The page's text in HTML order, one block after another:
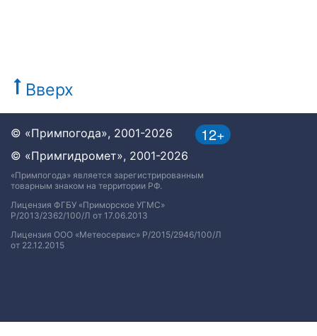
Вверх
12+
© «Примпогода», 2001-2026
© «Примгидромет», 2001-2026
«Примпогода» является зарегистрированным
товарным знаком на территории РФ.
Лицензия ФГБУ «Приморское УГМС»
Р/2013/2362/100/Л от 17.06.2013
Лицензия ООО «Метеосервис» Р/2015/2946/100/Л
от 22.12.2015